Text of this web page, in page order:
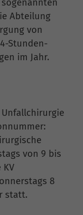
Abteilung
von
Stunden-
im Jahr.
von 9 bis
8
statt.